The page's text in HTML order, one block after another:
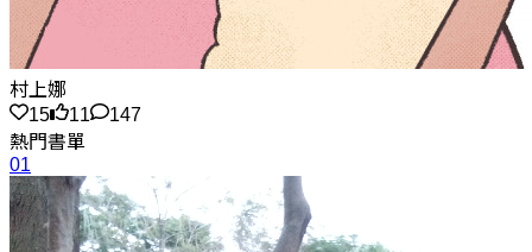
村上娜
15
11
147
熱門書單
01